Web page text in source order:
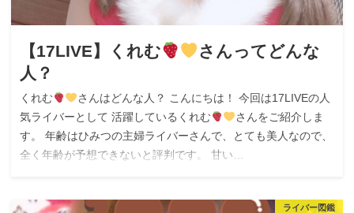
【17LIVE】くれむ
さんってどんな
人？
くれむ
さんはどんな人？ こんにちは！ 今回は17LIVEの人
気ライバーとして 活躍しているくれむ
さんをご紹介しま
す。 年齢はひみつの主婦ライバーさんで、とても美人なので、
全く年齢が予想できないと評判です。 甘い…
ライバー図鑑